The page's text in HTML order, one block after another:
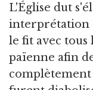
L'Église dut
interprétation
le fit avec tous
païenne afin
complètement